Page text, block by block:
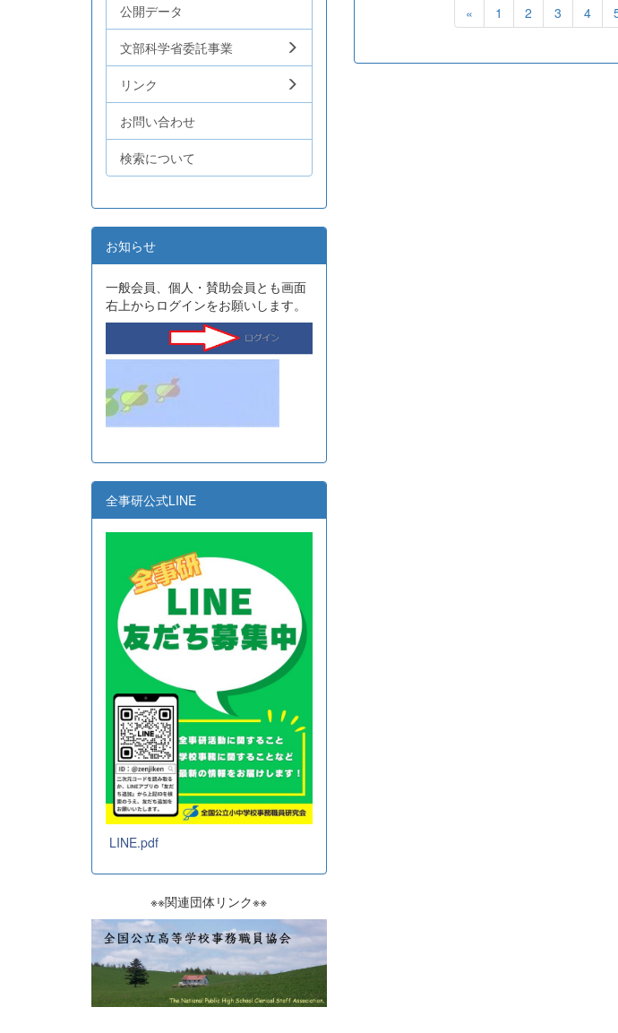
« 1 2 3 4
公開データ
文部科学省委託事業
リンク
お問い合わせ
検索について
お知らせ
一般会員、個人・賛助会員とも画面
右上からログインをお願いします。
全事研公式LINE
LINE.pdf
※※関連団体リンク※※